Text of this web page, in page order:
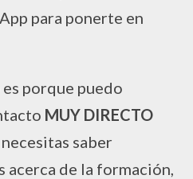
para ponerte en
porque puedo
MUY DIRECTO
saber
acerca de la formación,